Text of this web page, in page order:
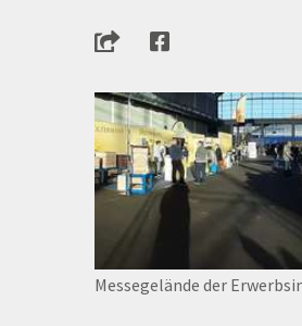
Messegelände der